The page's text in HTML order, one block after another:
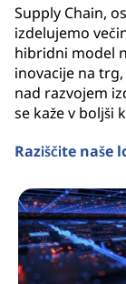
Supply Chain,
izdelujemo
hibridni model
inovacije na
nad razvojem
se kaže v boljši
Raziščite naše